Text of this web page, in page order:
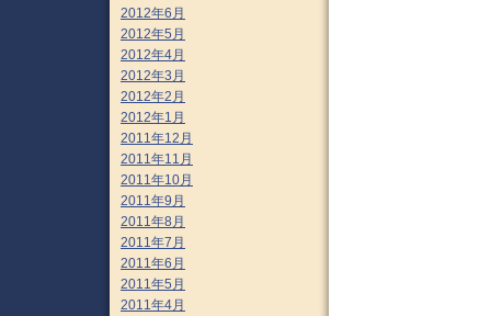
2012年6月
2012年5月
2012年4月
2012年3月
2012年2月
2012年1月
2011年12月
2011年11月
2011年10月
2011年9月
2011年8月
2011年7月
2011年6月
2011年5月
2011年4月